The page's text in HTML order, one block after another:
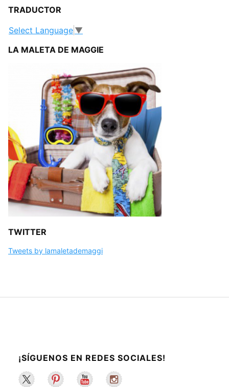
TRADUCTOR
Select Language ▼
LA MALETA DE MAGGIE
TWITTER
Tweets by lamaletademaggi
¡SÍGUENOS EN REDES SOCIALES!